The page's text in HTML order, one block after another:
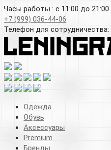
Часы работы : с 11:00 до 21:00
+7 (999) 036-44-06
Телефон для сотрудничества:
Одежда
Обувь
Аксессуары
Premium
Бренды